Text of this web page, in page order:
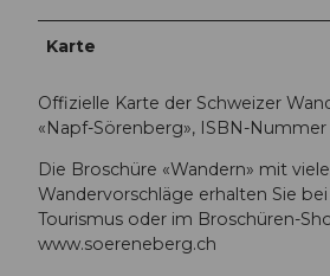
Karte
Offizielle Karte der Schweizer
«Napf-Sörenberg», ISBN-Nummer
Die Broschüre «Wandern» mit
Wandervorschläge erhalten Sie
Tourismus oder im Broschüren-
www.soereneberg.ch